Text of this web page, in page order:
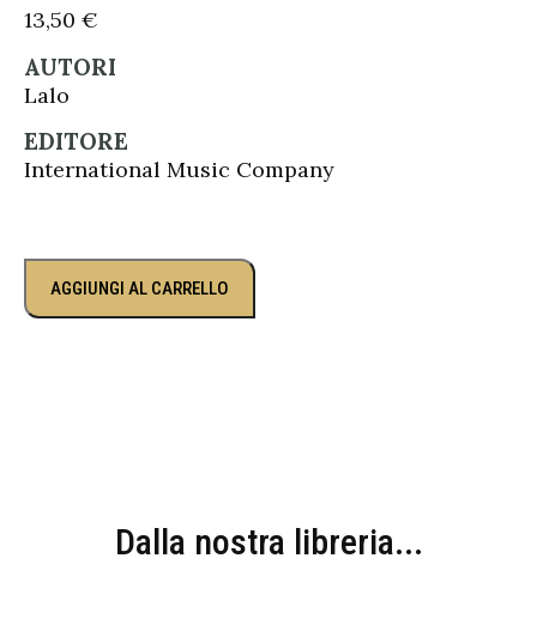
13,50 €
AUTORI
Lalo
EDITORE
International Music Company
AGGIUNGI AL CARRELLO
Dalla nostra libreria...